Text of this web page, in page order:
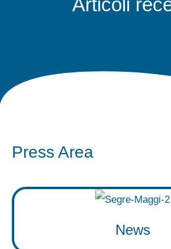
Articoli
Press Area
News